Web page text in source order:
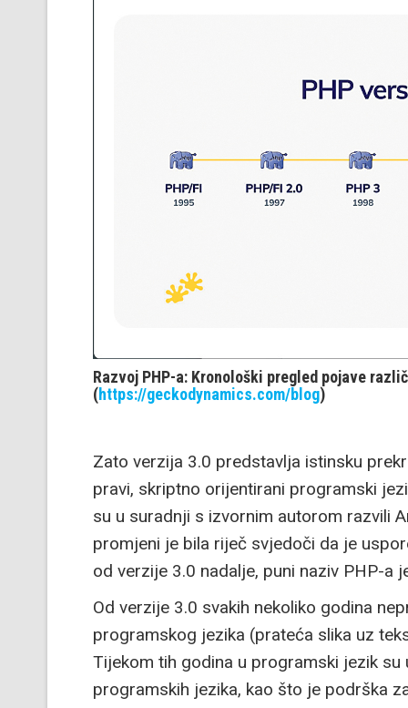
Razvoj PHP-a: Kronološki pregled pojave
(https://geckodynamics.com/blog)
Zato verzija 3.0 predstavlja istinsku
pravi, skriptno orijentirani programski
su u suradnji s izvornim autorom razvili
promjeni je bila riječ svjedoči da je
od verzije 3.0 nadalje, puni naziv PHP-a
Od verzije 3.0 svakih nekoliko godina
programskog jezika (prateća slika uz
Tijekom tih godina u programski jezik
programskih jezika, kao što je podrška